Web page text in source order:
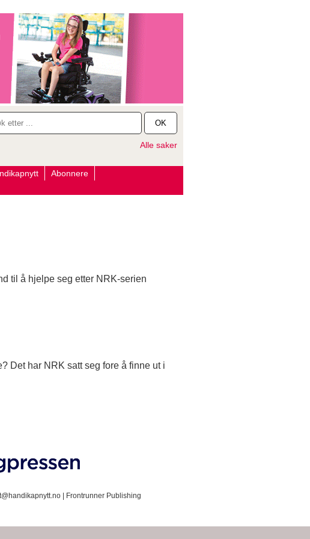
OK
Alle saker
Abonnere
til å hjelpe seg etter NRK-serien
Det har NRK satt seg fore å finne ut i
|
Frontrunner Publishing